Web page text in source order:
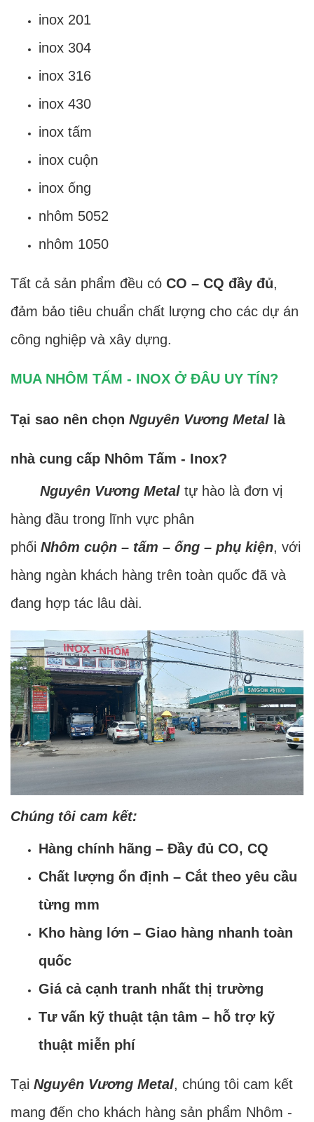
inox 201
inox 304
inox 316
inox 430
inox tấm
inox cuộn
inox ống
nhôm 5052
nhôm 1050
Tất cả sản phẩm đều có CO – CQ đầy đủ,
đảm bảo tiêu chuẩn chất lượng cho các dự án
công nghiệp và xây dựng.
MUA NHÔM TẤM - INOX Ở ĐÂU UY TÍN?
Tại sao nên chọn Nguyên Vương Metal là
nhà cung cấp Nhôm Tấm - Inox?
Nguyên Vương Metal tự hào là đơn vị
hàng đầu trong lĩnh vực phân
phối Nhôm cuộn – tấm – ống – phụ kiện, với
hàng ngàn khách hàng trên toàn quốc đã và
đang hợp tác lâu dài.
Chúng tôi cam kết:
Hàng chính hãng – Đầy đủ CO, CQ
Chất lượng ổn định – Cắt theo yêu cầu
từng mm
Kho hàng lớn – Giao hàng nhanh toàn
quốc
Giá cả cạnh tranh nhất thị trường
Tư vấn kỹ thuật tận tâm – hỗ trợ kỹ
thuật miễn phí
Tại Nguyên Vương Metal, chúng tôi cam kết
mang đến cho khách hàng sản phẩm Nhôm -